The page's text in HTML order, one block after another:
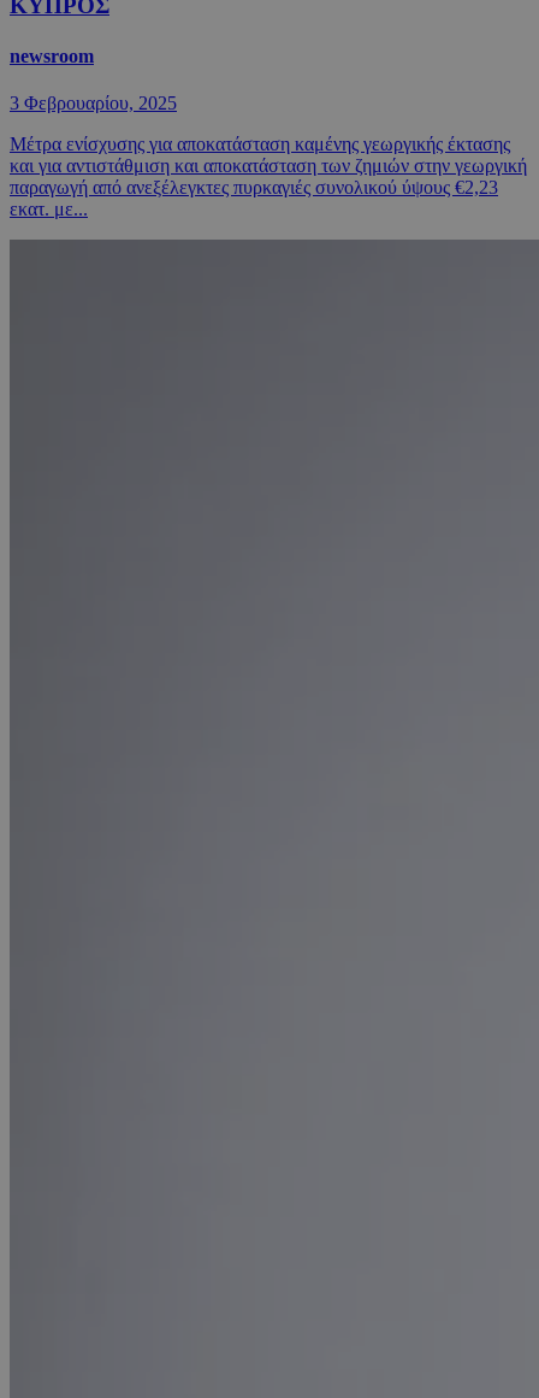
ΚΥΠΡΟΣ
newsroom
3 Φεβρουαρίου, 2025
Μέτρα ενίσχυσης για αποκατάσταση καμένης γεωργικής έκτασης
και για αντιστάθμιση και αποκατάσταση των ζημιών στην γεωργική
παραγωγή από ανεξέλεγκτες πυρκαγιές συνολικού ύψους €2,23
εκατ. με...